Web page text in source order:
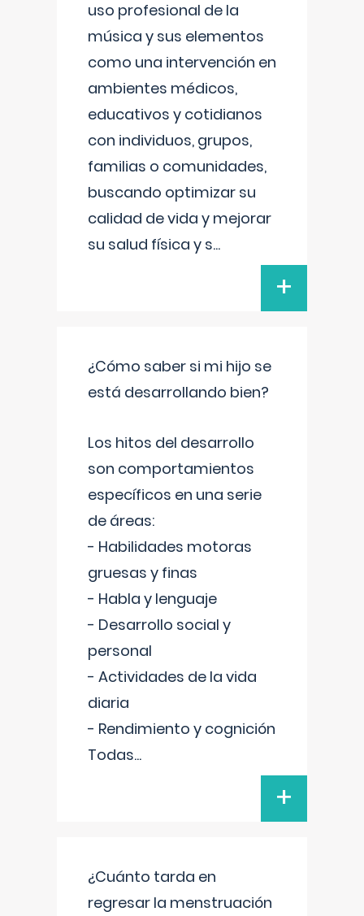
uso profesional de la
música y sus elementos
como una intervención en
ambientes médicos,
educativos y cotidianos
con individuos, grupos,
familias o comunidades,
buscando optimizar su
calidad de vida y mejorar
su salud física y s...
+
¿Cómo saber si mi hijo se
está desarrollando bien?
Los hitos del desarrollo
son comportamientos
específicos en una serie
de áreas:
- Habilidades motoras
gruesas y finas
- Habla y lenguaje
- Desarrollo social y
personal
- Actividades de la vida
diaria
- Rendimiento y cognición
Todas...
+
¿Cuánto tarda en
regresar la menstruación